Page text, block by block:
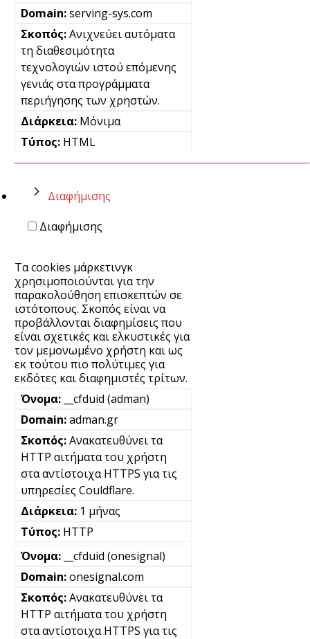
serving-sys.com
Ανιχνεύει αυτόματα
τη διαθεσιμότητα
τεχνολογιών ιστού επόμενης
γενιάς στα προγράμματα
περιήγησης των χρηστών.
Μόνιμα
HTML
Διαφήμισης
Διαφήμισης
Τα cookies μάρκετινγκ
χρησιμοποιούνται για την
παρακολούθηση επισκεπτών σε
ιστότοπους. Σκοπός είναι να
προβάλλονται διαφημίσεις που
είναι σχετικές και ελκυστικές για
τον μεμονωμένο χρήστη και ως
εκ τούτου πιο πολύτιμες για
εκδότες και διαφημιστές τρίτων.
__cfduid (adman)
adman.gr
Ανακατευθύνει τα
HTTP αιτήματα του χρήστη
στα αντίστοιχα HTTPS για τις
υπηρεσίες Couldflare.
1 μήνας
HTTP
__cfduid (onesignal)
onesignal.com
Ανακατευθύνει τα
HTTP αιτήματα του χρήστη
στα αντίστοιχα HTTPS για τις